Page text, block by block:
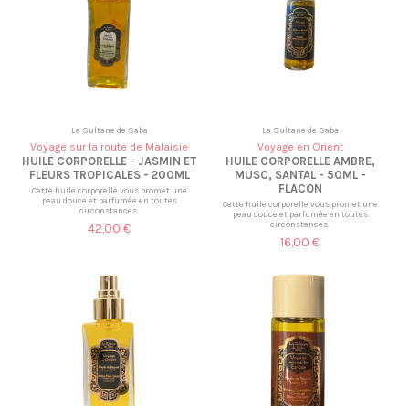
La Sultane de Saba
Voyage sur la route de Malaisie
HUILE CORPORELLE - JASMIN ET
FLEURS TROPICALES - 200ML
Cette huile corporelle vous promet une
peau douce et parfumée en toutes
circonstances.
42,00 €
La Sultane de Saba
Voyage en Orient
HUILE CORPORELLE AMBRE,
MUSC, SANTAL - 50ML -
FLACON
Cette huile corporelle vous promet une
peau douce et parfumée en toutes
circonstances.
16,00 €